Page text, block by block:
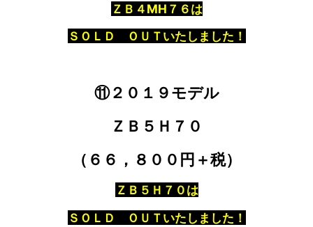
ＺＢ４MH７６は
ＳＯＬＤ ＯＵＴいたしました！
⑪２０１９モデル
ＺＢ５Ｈ７０
（６６，８００円＋税）
ＺＢ５Ｈ７０は
ＳＯＬＤ ＯＵＴいたしました！